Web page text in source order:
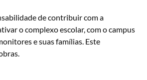
de contribuir com a
o complexo escolar, com o campus
e suas famílias. Este